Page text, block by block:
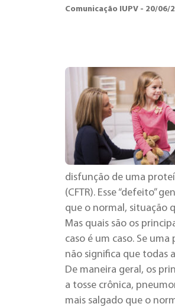
Comunicação IUPV - 20/06/
disfunção de uma
(CFTR). Esse “defeito”
que o normal, situação
Mas quais são os
caso é um caso. Se
não significa que todas
De maneira geral, os
a tosse crônica,
mais salgado que o